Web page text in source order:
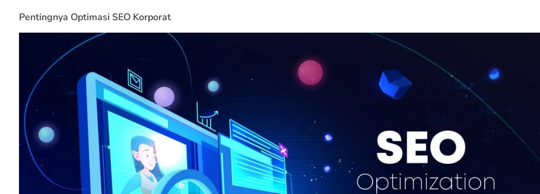
Pentingnya Optimasi SEO Korporat